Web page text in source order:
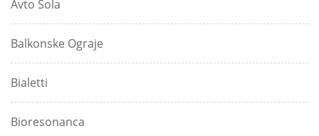
Avto Šola
Balkonske Ograje
Bialetti
Bioresonanca